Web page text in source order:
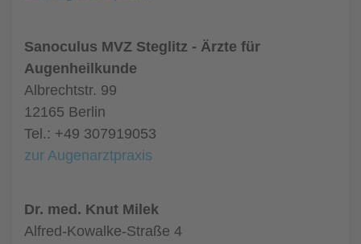
Sanoculus MVZ Steglitz - Ärzte für
Augenheilkunde
Albrechtstr. 99
12165 Berlin
Tel.: +49 307919053
zur Augenarztpraxis
Dr. med. Knut Milek
Alfred-Kowalke-Straße 4